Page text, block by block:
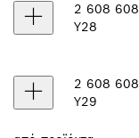
2 608 608
Y28
2 608 608
Y29